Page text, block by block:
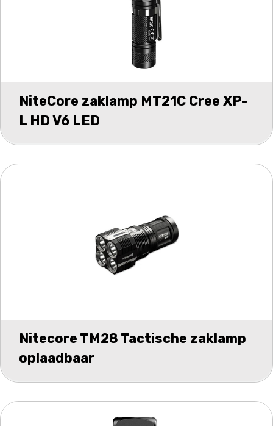
NiteCore zaklamp MT21C Cree XP-
L HD V6 LED
Nitecore TM28 Tactische zaklamp
oplaadbaar